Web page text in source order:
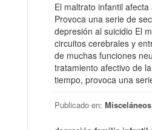
El maltrato infantil
Provoca una serie de
depresión al suicidio El
circuitos cerebrales y
de muchas funciones
tratamiento afectivo de
tiempo, provoca una
Publicado en: Misceláneos